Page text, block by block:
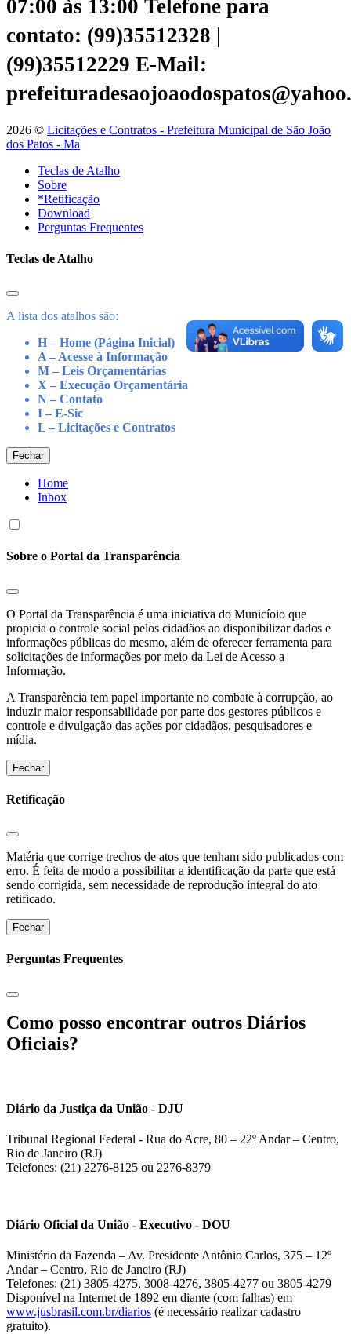
07:00 às 13:00 Telefone para
contato: (99)35512328 |
(99)35512229 E-Mail:
2026 © Licitações e Contratos - Prefeitura Municipal de São João
dos Patos - Ma
Teclas de Atalho
Sobre
*Retificação
Download
Perguntas Frequentes
Teclas de Atalho
A lista dos atalhos são:
H – Home (Página Inicial)
A – Acesse à Informação
M – Leis Orçamentárias
X – Execução Orçamentária
N – Contato
I – E-Sic
L – Licitações e Contratos
Fechar
Home
Inbox
Sobre o Portal da Transparência
O Portal da Transparência é uma iniciativa do Municíoio que
propicia o controle social pelos cidadãos ao disponibilizar dados e
informações públicas do mesmo, além de oferecer ferramenta para
solicitações de informações por meio da Lei de Acesso a
Informação.
A Transparência tem papel importante no combate à corrupção, ao
induzir maior responsabilidade por parte dos gestores públicos e
controle e divulgação das ações por cidadãos, pesquisadores e
mídia.
Fechar
Retificação
Matéria que corrige trechos de atos que tenham sido publicados com
erro. É feita de modo a possibilitar a identificação da parte que está
sendo corrigida, sem necessidade de reprodução integral do ato
retificado.
Fechar
Perguntas Frequentes
Como posso encontrar outros Diários
Oficiais?
Diário da Justiça da União - DJU
Tribunal Regional Federal - Rua do Acre, 80 – 22º Andar – Centro,
Rio de Janeiro (RJ)
Telefones: (21) 2276-8125 ou 2276-8379
Diário Oficial da União - Executivo - DOU
Ministério da Fazenda – Av. Presidente Antônio Carlos, 375 – 12º
Andar – Centro, Rio de Janeiro (RJ)
Telefones: (21) 3805-4275, 3008-4276, 3805-4277 ou 3805-4279
Disponível na Internet de 1892 em diante (com falhas) em
www.jusbrasil.com.br/diarios (é necessário realizar cadastro
gratuito).